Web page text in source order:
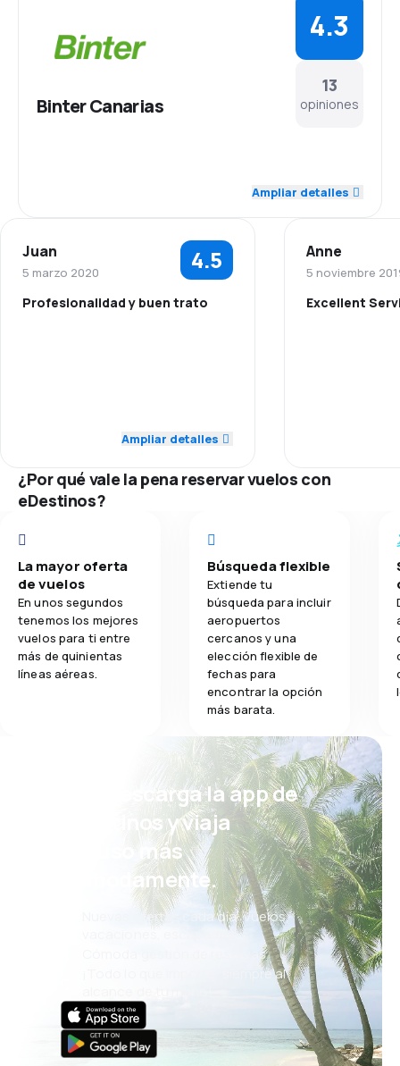
Binter Canarias
13
opiniones
4.3
Red de conexiones 4.5
Precio del billete 3.4
Ampliar detalles
Juan
5 marzo 2020 4.5
Profesionalidad y buen trato
Red de conexiones 5.0
Precio del billete 4.0
Transporte de equipaje 5.0
Comidas 4.0
Ampliar detalles
Anne
5 noviembre
Excellent
Precio del
Transporte
Comidas
¿Por qué vale la pena reservar vuelos con
eDestinos?
La mayor oferta
de vuelos
En unos segundos
tenemos los mejores
vuelos para ti entre
más de quinientas
líneas aéreas.
Búsqueda flexible
Extiende tu
búsqueda para incluir
aeropuertos
cercanos y una
elección flexible de
fechas para
encontrar la opción
más barata.
¡Eh! Descarga la app de
eDestinos y viaja
incluso más
cómodamente.
Nuevas ofertas cada día: vuelos,
vacaciones, escapadas
Cómoda gestión de reservas
¡Todo lo que importa, siempre al